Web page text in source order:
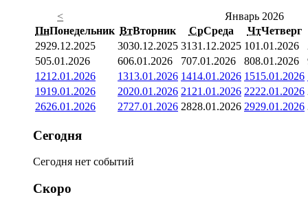
<
Январь 2026
ПнПонедельник ВтВторник СрСреда ЧтЧетверг
2929.12.2025 3030.12.2025 3131.12.2025 101.01.2026
505.01.2026 606.01.2026 707.01.2026 808.01.2026
1212.01.2026 1313.01.2026 1414.01.2026 1515.01.2026
1919.01.2026 2020.01.2026 21 21.01.2026 2222.01.2026
2626.01.2026 2727.01.2026 2828.01.2026 2929.01.2026
Сегодня
Сегодня нет событий
Скоро